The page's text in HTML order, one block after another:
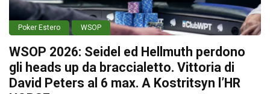
Poker Estero WSOP
WSOP 2026: Seidel ed Hellmuth perdono
gli heads up da braccialetto. Vittoria di
David Peters al 6 max. A Kostritsyn l’HR